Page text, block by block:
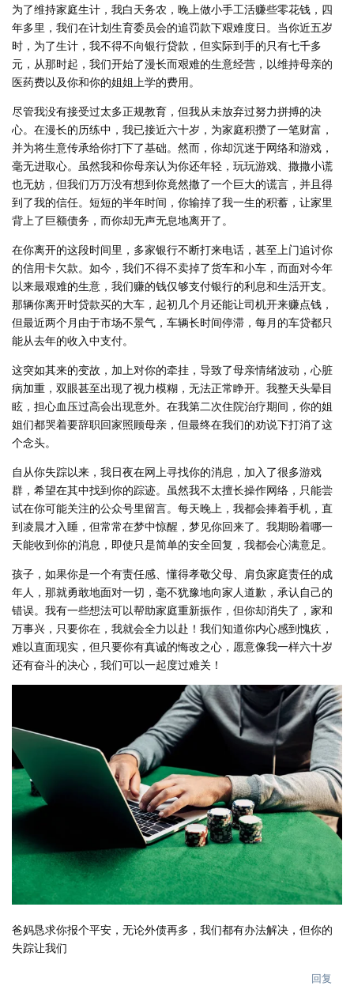
为了维持家庭生计，我白天务农，晚上做小手工活赚些零花钱，四
年多里，我们在计划生育委员会的追罚款下艰难度日。当你近五岁
时，为了生计，我不得不向银行贷款，但实际到手的只有七千多
元，从那时起，我们开始了漫长而艰难的生意经营，以维持母亲的
医药费以及你和你的姐姐上学的费用。
尽管我没有接受过太多正规教育，但我从未放弃过努力拼搏的决
心。在漫长的历练中，我已接近六十岁，为家庭积攒了一笔财富，
并为将生意传承给你打下了基础。然而，你却沉迷于网络和游戏，
毫无进取心。虽然我和你母亲认为你还年轻，玩玩游戏、撒撒小谎
也无妨，但我们万万没有想到你竟然撒了一个巨大的谎言，并且得
到了我的信任。短短的半年时间，你输掉了我一生的积蓄，让家里
背上了巨额债务，而你却无声无息地离开了。
在你离开的这段时间里，多家银行不断打来电话，甚至上门追讨你
的信用卡欠款。如今，我们不得不卖掉了货车和小车，而面对今年
以来最艰难的生意，我们赚的钱仅够支付银行的利息和生活开支。
那辆你离开时贷款买的大车，起初几个月还能让司机开来赚点钱，
但最近两个月由于市场不景气，车辆长时间停滞，每月的车贷都只
能从去年的收入中支付。
这突如其来的变故，加上对你的牵挂，导致了母亲情绪波动，心脏
病加重，双眼甚至出现了视力模糊，无法正常睁开。我整天头晕目
眩，担心血压过高会出现意外。在我第二次住院治疗期间，你的姐
姐们都哭着要辞职回家照顾母亲，但最终在我们的劝说下打消了这
个念头。
自从你失踪以来，我日夜在网上寻找你的消息，加入了很多游戏
群，希望在其中找到你的踪迹。虽然我不太擅长操作网络，只能尝
试在你可能关注的公众号里留言。每天晚上，我都会捧着手机，直
到凌晨才入睡，但常常在梦中惊醒，梦见你回来了。我期盼着哪一
天能收到你的消息，即使只是简单的安全回复，我都会心满意足。
孩子，如果你是一个有责任感、懂得孝敬父母、肩负家庭责任的成
年人，那就勇敢地面对一切，毫不犹豫地向家人道歉，承认自己的
错误。我有一些想法可以帮助家庭重新振作，但你却消失了，家和
万事兴，只要你在，我就会全力以赴！我们知道你内心感到愧疚，
难以直面现实，但只要你有真诚的悔改之心，愿意像我一样六十岁
还有奋斗的决心，我们可以一起度过难关！
爸妈恳求你报个平安，无论外债再多，我们都有办法解决，但你的
失踪让我们
回复